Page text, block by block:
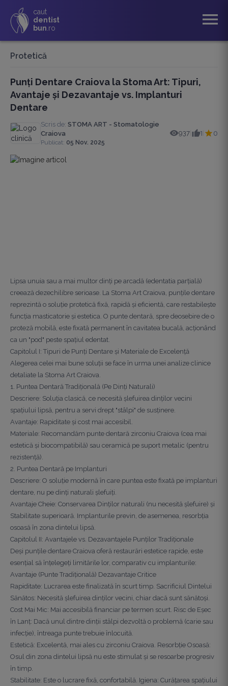
caut
dentist
bun .ro menu
Protetică
Punți Dentare Craiova la Stoma Art: Tipuri,
Avantaje și Dezavantaje vs. Implanturi
Dentare
Scris de: STOMA ART - Stomatologie
Craiova
Publicat: 05 Nov. 2025
937 1 0
Lipsa unuia sau a mai multor dinți pe arcadă (edentatia parțială)
creează dezechilibre serioase. La Stoma Art Craiova, punțile dentare
reprezintă o soluție protetică fixă, rapidă și eficientă, care restabilește
funcția masticatorie și estetica. O punte dentară, spre deosebire de o
proteză mobilă, este fixată permanent în cavitatea bucală, acționând
ca un "pod" peste spațiul edentat.
Capitolul I: Tipuri de Punți Dentare și Materiale de Excelență
Alegerea celei mai bune soluții se face în urma unei analize clinice
detaliate la Stoma Art Craiova.
1. Puntea Dentară Tradițională (Pe Dinți Naturali)
Descriere: Soluția clasică, ce necesită șlefuirea dinților vecini
spațiului lipsă, pentru a servi drept "stâlpi" de susținere.
Avantaje: Rapiditate și cost mai accesibil.
Materiale: Recomandăm punte dentară zirconiu Craiova (cea mai
estetică și biocompatibilă) sau ceramică pe suport metalic (pentru
rezistență).
2. Puntea Dentară pe Implanturi
Descriere: O soluție modernă în care puntea este fixată pe implanturi
dentare, nu pe dinți naturali șlefuiți.
Avantaje Cheie: Conservarea Dinților naturali (nu necesită șlefuire) și
Stabilitate superioară. Implanturile previn, de asemenea, resorbția
osoasă în zona dintelui lipsă.
Capitolul II: Avantajele vs. Dezavantajele Punților Tradiționale
Deși punțile dentare Craiova oferă restaurări estetice rapide, este
esențial să înțelegeți limitările lor, comparativ cu implanturile:
Avantaje (Punte Tradițională) Dezavantaje Critice
Rapiditate: Lucrarea este finalizată în scurt timp. Sacrificiul Dintelui
Sănătos: Necesită șlefuirea dinților vecini, chiar dacă sunt sănătoși.
Cost Mai Mic: Mai accesibilă financiar pe termen scurt. Risc de Eșec
în Lanț: Dacă unul dintre dinții stâlpi dezvoltă o problemă (carie sau
infecție), întreaga punte trebuie înlocuită.
Estetică: Excelentă, mai ales cu zirconiu Craiova. Resorbție Osoasă:
Osul din zona dintelui lipsă nu este stimulat și se resoarbe progresiv
în timp.
Stabilitate: Este o lucrare fixă, confortabilă. Igiena: Curățarea spațiului